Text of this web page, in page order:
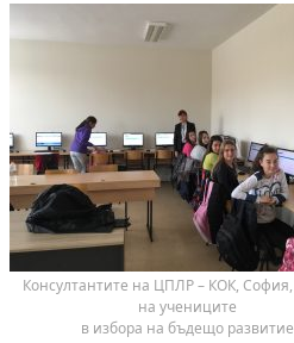
на учениците
в избора на бъдещо развитие